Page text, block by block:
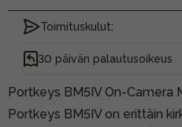
Toimituskulut:
30 päivän palautusoikeus
Portkeys BM5IV On-Camera
Portkeys BM5IV on erittäin